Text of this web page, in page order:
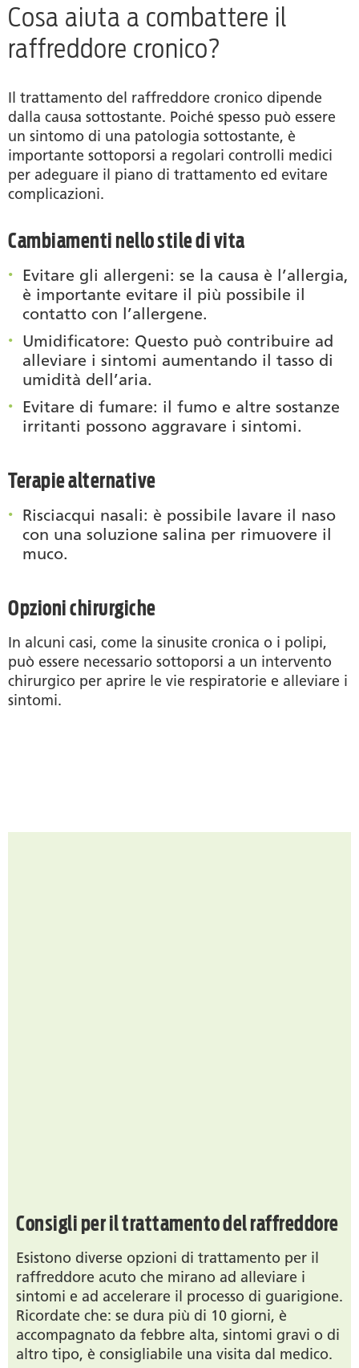
Cosa aiuta a combattere il
raffreddore cronico?
Il trattamento del raffreddore cronico dipende
dalla causa sottostante. Poiché spesso può essere
un sintomo di una patologia sottostante, è
importante sottoporsi a regolari controlli medici
per adeguare il piano di trattamento ed evitare
complicazioni.
Cambiamenti nello stile di vita
Evitare gli allergeni: se la causa è l’allergia,
è importante evitare il più possibile il
contatto con l’allergene.
Umidificatore: Questo può contribuire ad
alleviare i sintomi aumentando il tasso di
umidità dell’aria.
Evitare di fumare: il fumo e altre sostanze
irritanti possono aggravare i sintomi.
Terapie alternative
Risciacqui nasali: è possibile lavare il naso
con una soluzione salina per rimuovere il
muco.
Opzioni chirurgiche
In alcuni casi, come la sinusite cronica o i polipi,
può essere necessario sottoporsi a un intervento
chirurgico per aprire le vie respiratorie e alleviare i
sintomi.
Consigli per il trattamento del raffreddore
Esistono diverse opzioni di trattamento per il
raffreddore acuto che mirano ad alleviare i
sintomi e ad accelerare il processo di guarigione.
Ricordate che: se dura più di 10 giorni, è
accompagnato da febbre alta, sintomi gravi o di
altro tipo, è consigliabile una visita dal medico.